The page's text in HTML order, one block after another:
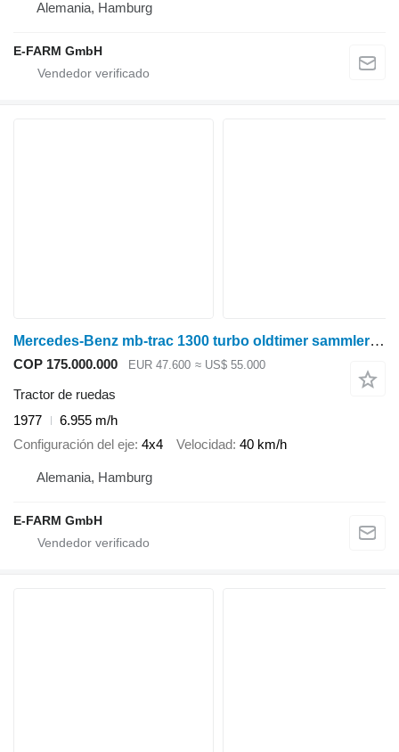
Alemania, Hamburg
E-FARM GmbH
Mercedes-Benz mb-trac 1300 turbo oldtimer sammlerstück
COP 175.000.000 EUR 47.600 ≈ US$ 55.000
Tractor de ruedas
1977
6.955 m/h
Configuración del eje 4x4 Velocidad 40 km/h
Alemania, Hamburg
E-FARM GmbH